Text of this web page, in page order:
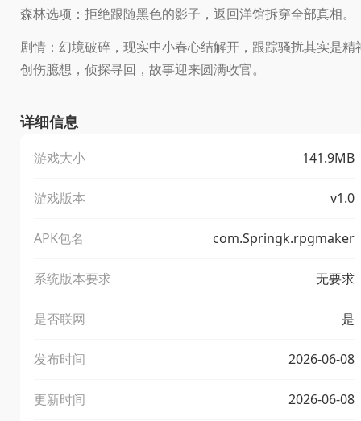
森林选项：拒绝跟随黑色的影子，返回洋馆拆穿全部真相。
剧情：幻境破碎，现实中小春心结解开，跟踪骚扰其实是精
创伤臆想，侦探寻回，故事迎来圆满收官。
详细信息
游戏大小 141.9MB
游戏版本 v1.0
APK包名 com.Springk.rpgmaker
系统版本要求 无要求
是否联网 是
发布时间 2026-06-08
更新时间 2026-06-08